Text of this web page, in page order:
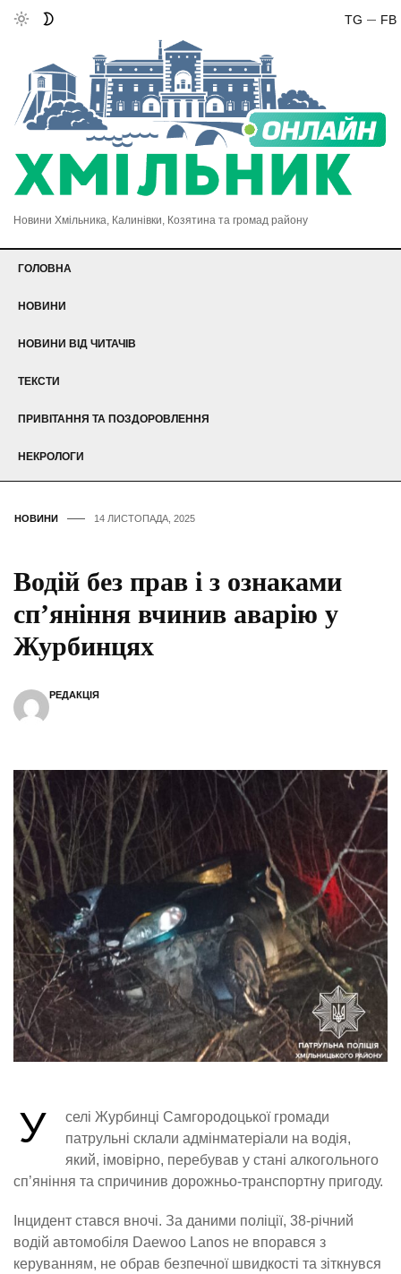
FB
TG
Новини Хмільника, Калинівки, Козятина та громад району
ГОЛОВНА
НОВИНИ
НОВИНИ ВІД ЧИТАЧІВ
ТЕКСТИ
ПРИВІТАННЯ ТА ПОЗДОРОВЛЕННЯ
НЕКРОЛОГИ
НОВИНИ 14 ЛИСТОПАДА, 2025
Водій без прав і з ознаками
сп’яніння вчинив аварію у
Журбинцях
РЕДАКЦІЯ
У
селі Журбинці Самгородоцької громади
патрульні склали адмінматеріали на водія,
який, імовірно, перебував у стані алкогольного
сп’яніння та спричинив дорожньо-транспортну пригоду.
Інцидент стався вночі. За даними поліції, 38-річний
водій автомобіля Daewoo Lanos не впорався з
керуванням, не обрав безпечної швидкості та зіткнувся